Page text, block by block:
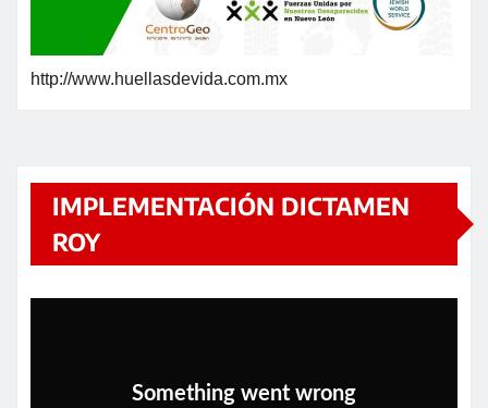
http://www.huellasdevida.com.mx
IMPLEMENTACIÓN DICTAMEN
ROY